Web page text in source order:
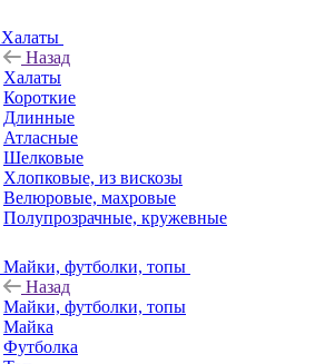
Халаты
Назад
Халаты
Короткие
Длинные
Атласные
Шелковые
Хлопковые, из вискозы
Велюровые, махровые
Полупрозрачные, кружевные
Майки, футболки, топы
Назад
Майки, футболки, топы
Майка
Футболка